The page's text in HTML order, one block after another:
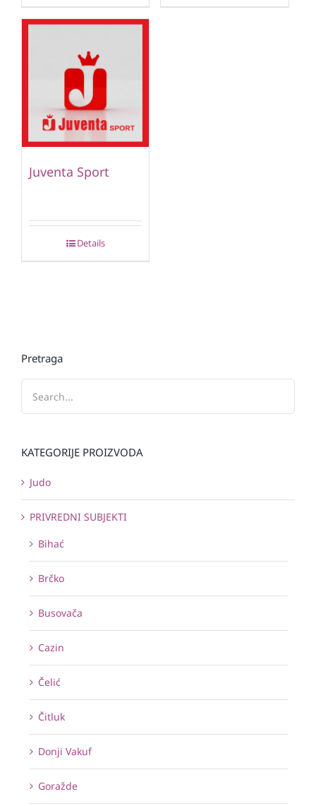
Juventa Sport
Details
Pretraga
KATEGORIJE PROIZVODA
Judo
PRIVREDNI SUBJEKTI
Bihać
Brčko
Busovača
Cazin
Čelić
Čitluk
Donji Vakuf
Goražde